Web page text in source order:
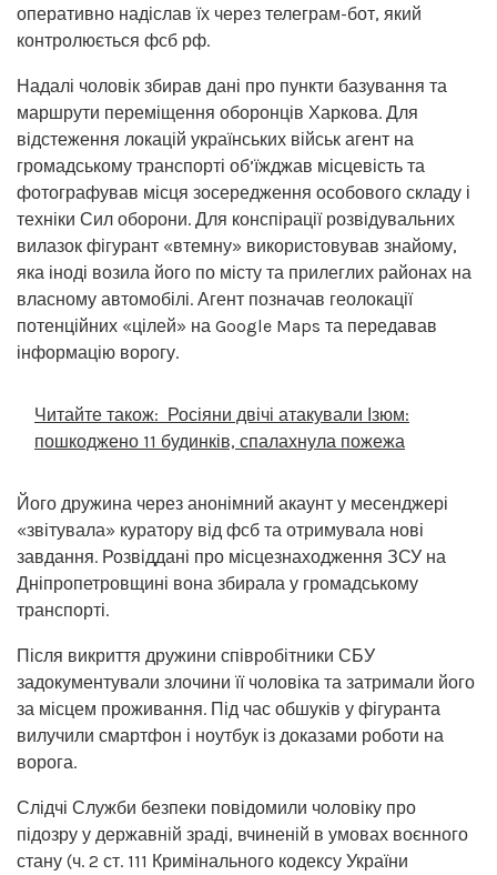
оперативно надіслав їх через телеграм-бот, який
контролюється фсб рф.
Надалі чоловік збирав дані про пункти базування та
маршрути переміщення оборонців Харкова. Для
відстеження локацій українських військ агент на
громадському транспорті об’їжджав місцевість та
фотографував місця зосередження особового складу і
техніки Сил оборони. Для конспірації розвідувальних
вилазок фігурант «втемну» використовував знайому,
яка іноді возила його по місту та прилеглих районах на
власному автомобілі. Агент позначав геолокації
потенційних «цілей» на Google Maps та передавав
інформацію ворогу.
Читайте також: Росіяни двічі атакували Ізюм:
пошкоджено 11 будинків, спалахнула пожежа
Його дружина через анонімний акаунт у месенджері
«звітувала» куратору від фсб та отримувала нові
завдання. Розвіддані про місцезнаходження ЗСУ на
Дніпропетровщині вона збирала у громадському
транспорті.
Після викриття дружини співробітники СБУ
задокументували злочини її чоловіка та затримали його
за місцем проживання. Під час обшуків у фігуранта
вилучили смартфон і ноутбук із доказами роботи на
ворога.
Слідчі Служби безпеки повідомили чоловіку про
підозру у державній зраді, вчиненій в умовах воєнного
стану (ч. 2 ст. 111 Кримінального кодексу України